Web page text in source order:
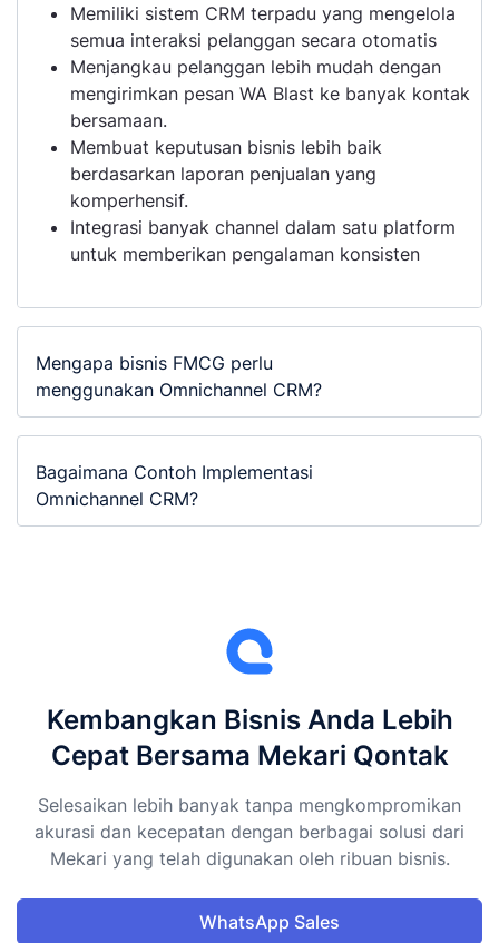
Memiliki sistem CRM terpadu yang mengelola
semua interaksi pelanggan secara otomatis
Menjangkau pelanggan lebih mudah dengan
mengirimkan pesan WA Blast ke banyak kontak
bersamaan.
Membuat keputusan bisnis lebih baik
berdasarkan laporan penjualan yang
komperhensif.
Integrasi banyak channel dalam satu platform
untuk memberikan pengalaman konsisten
Mengapa bisnis FMCG perlu
menggunakan Omnichannel CRM?
Bagaimana Contoh Implementasi
Omnichannel CRM?
Kembangkan Bisnis Anda Lebih
Cepat Bersama Mekari Qontak
Selesaikan lebih banyak tanpa mengkompromikan
akurasi dan kecepatan dengan berbagai solusi dari
Mekari yang telah digunakan oleh ribuan bisnis.
WhatsApp Sales